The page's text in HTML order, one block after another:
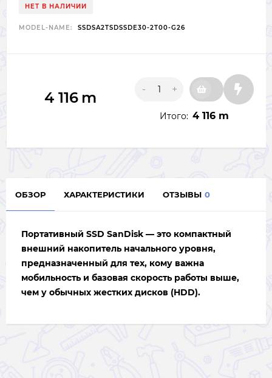
НЕТ В НАЛИЧИИ
MODEL-NAME: SSDSA2TSDSSDE30-2T00-G26
4 116 m - +
Итого: 4 116 m
ОБЗОР ХАРАКТЕРИСТИКИ ОТЗЫВЫ 0
Портативный SSD SanDisk — это компактный
внешний накопитель начального уровня,
предназначенный для тех, кому важна
мобильность и базовая скорость работы выше,
чем у обычных жестких дисков (HDD).